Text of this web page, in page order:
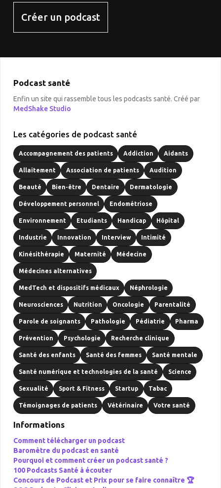
Créer un podcast
Podcast santé
Enfin un site qui rassemble tous les podcasts santé. Créé par
MedShake Studio
Les catégories de podcast santé
Accompagnement des patients Addiction Aidants
Allaitement Association de patients Audition
Beauté Bien-être Dentaire Dermatologie
Développement personnel Endométriose
Environnement Etudiants Handicap Hôpital
Industrie Innovation Interview Intimité
Kinésithérapie Maternité Médecine
Médecines alternatives
MedTech et dispositifs médicaux Néphrologie
Neurosciences Nutrition Oncologie Parentalité
Parole de soignants Pathologie Pédiatrie Pharma
Prévention Psychologie Recherche clinique
Santé des enfants Santé des femmes Santé mentale
Santé numérique et technologies de la santé Science
Sexualité Sport & Fitness Startup Tabac
Témoignages de patients Vétérinaire Votre santé
Informations
Comment télécharger un podcast
Baromètre du podcast en santé
Pourquoi et comment créer un podcast santé ?
100 Podcasts Santé à écouter
Concours de Podcast et Prix pour se faire connaître 🏆